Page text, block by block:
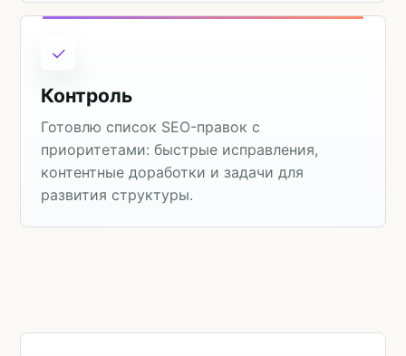
Контроль
Готовлю список SEO-правок с
приоритетами: быстрые исправления,
контентные доработки и задачи для
развития структуры.